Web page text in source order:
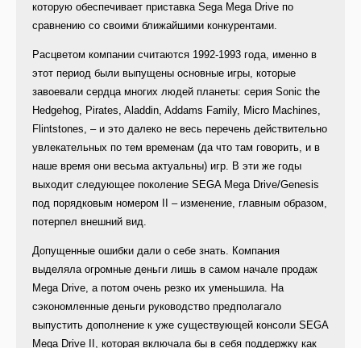
которую обеспечивает приставка Sega Mega Drive по
сравнению со своими ближайшими конкурентами.
Расцветом компании считаются 1992-1993 года, именно в
этот период были выпущены основные игры, которые
завоевали сердца многих людей планеты: серия Sonic the
Hedgehog, Pirates, Aladdin, Addams Family, Micro Machines,
Flintstones, – и это далеко не весь перечень действительно
увлекательных по тем временам (да что там говорить, и в
наше время они весьма актуальны) игр. В эти же годы
выходит следующее поколение SEGA Mega Drive/Genesis
под порядковым номером II – изменение, главным образом,
потерпел внешний вид.
Допущенные ошибки дали о себе знать. Компания
выделяла огромные деньги лишь в самом начале продаж
Mega Drive, а потом очень резко их уменьшила. На
сэкономленные деньги руководство предполагало
выпустить дополнение к уже существующей консоли SEGA
Mega Drive II, которая включала бы в себя поддержку как